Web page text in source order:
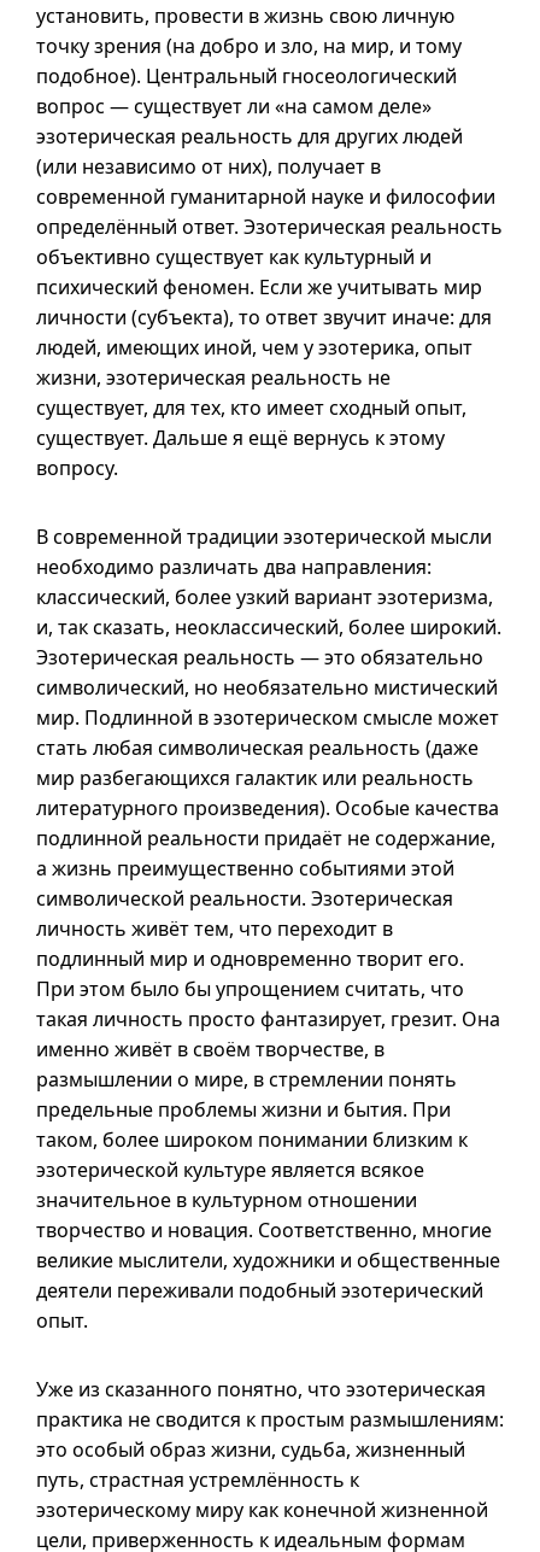
установить, провести в жизнь свою личную
точку зрения (на добро и зло, на мир, и тому
подобное). Центральный гносеологический
вопрос — существует ли «на самом деле»
эзотерическая реальность для других людей
(или независимо от них), получает в
современной гуманитарной науке и философии
определённый ответ. Эзотерическая реальность
объективно существует как культурный и
психический феномен. Если же учитывать мир
личности (субъекта), то ответ звучит иначе: для
людей, имеющих иной, чем у эзотерика, опыт
жизни, эзотерическая реальность не
существует, для тех, кто имеет сходный опыт,
существует. Дальше я ещё вернусь к этому
вопросу.
В современной традиции эзотерической мысли
необходимо различать два направления:
классический, более узкий вариант эзотеризма,
и, так сказать, неоклассический, более широкий.
Эзотерическая реальность — это обязательно
символический, но необязательно мистический
мир. Подлинной в эзотерическом смысле может
стать любая символическая реальность (даже
мир разбегающихся галактик или реальность
литературного произведения). Особые качества
подлинной реальности придаёт не содержание,
а жизнь преимущественно событиями этой
символической реальности. Эзотерическая
личность живёт тем, что переходит в
подлинный мир и одновременно творит его.
При этом было бы упрощением считать, что
такая личность просто фантазирует, грезит. Она
именно живёт в своём творчестве, в
размышлении о мире, в стремлении понять
предельные проблемы жизни и бытия. При
таком, более широком понимании близким к
эзотерической культуре является всякое
значительное в культурном отношении
творчество и новация. Соответственно, многие
великие мыслители, художники и общественные
деятели переживали подобный эзотерический
опыт.
Уже из сказанного понятно, что эзотерическая
практика не сводится к простым размышлениям:
это особый образ жизни, судьба, жизненный
путь, страстная устремлённость к
эзотерическому миру как конечной жизненной
цели, приверженность к идеальным формам